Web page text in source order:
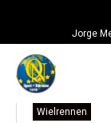
Jorge
Wielrennen